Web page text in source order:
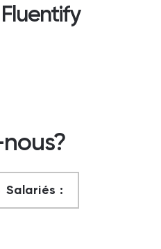
Fluentify
Salariés :